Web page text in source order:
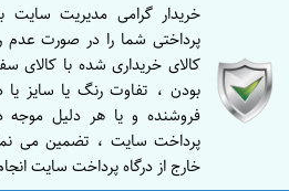
خریدار گرامی مدیریت سایت
پرداختی شما را در صورت
کالای خریداری شده با کالای
بودن ، تفاوت رنگ یا سایز
فروشنده و یا هر دلیل موجه
پرداخت سایت ، تضمین می
خارج از درگاه پرداخت سایت